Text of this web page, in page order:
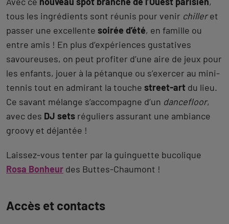
tous les ingrédients sont réunis pour venir chilleret
passer une excellente soirée d’été, en famille ou
entre amis ! En plus d’expériences gustatives
savoureuses, on peut profiter d’une aire de jeux pour
les enfants, jouer à la pétanque ou s’exercer au mini-
tennis tout en admirant la touche street-art du lieu.
Ce savant mélange s’accompagne d’un dancefloor,
avec des DJ sets réguliers assurant une ambiance
groovy et déjantée !
Laissez-vous tenter par la guinguette bucolique
Rosa Bonheur des Buttes-Chaumont !
àAccès et contacts